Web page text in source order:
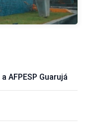
AFPESP Guarujá